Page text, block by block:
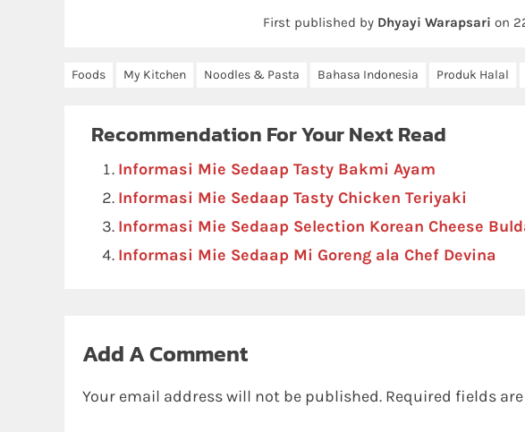
First published by Dhyayi Warapsari on
Foods My Kitchen Noodles & Pasta Bahasa Indonesia Produk Halal
Recommendation For Your Next Read
Informasi Mie Sedaap Tasty Bakmi Ayam
Informasi Mie Sedaap Tasty Chicken Teriyaki
Informasi Mie Sedaap Selection Korean Cheese
Informasi Mie Sedaap Mi Goreng ala Chef Devina
Add A Comment
Your email address will not be published. Required fields